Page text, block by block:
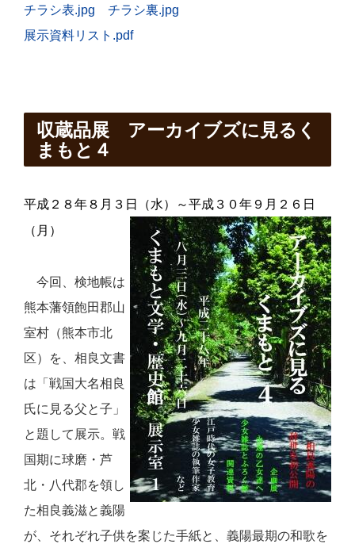
チラシ表.jpg
チラシ裏.jpg
展示資料リスト.pdf
収蔵品展 アーカイブズに見るく
まもと４
平成 ２８年８月３日 （水） ～平成３０年９月 ２６ 日
（月）
今回、検地帳は
熊本藩領飽田郡山
室村（熊本市北
区）を、 相良文書
は 「戦国大名相良
氏に見る父と子」
と題して展示。戦
国期に球磨・芦
北・八代郡を領し
た相良義滋と義陽
が、それぞれ子供を案じた手紙と、義陽最期の和歌を